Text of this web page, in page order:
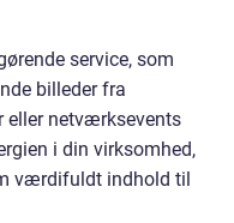
service, som
billeder fra
eller netværksevents
i din virksomhed,
værdifuldt indhold til